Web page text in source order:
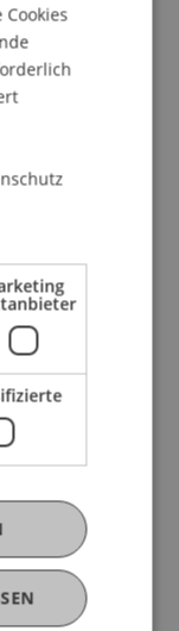
Nebenjob.
und
und Schrift